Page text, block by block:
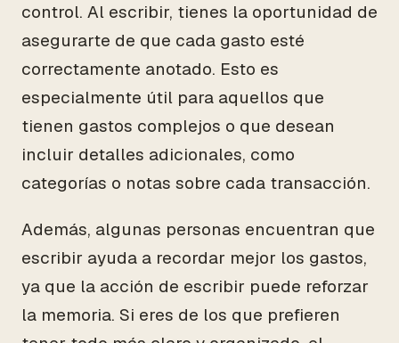
control. Al escribir, tienes la oportunidad de
asegurarte de que cada gasto esté
correctamente anotado. Esto es
especialmente útil para aquellos que
tienen gastos complejos o que desean
incluir detalles adicionales, como
categorías o notas sobre cada transacción.
Además, algunas personas encuentran que
escribir ayuda a recordar mejor los gastos,
ya que la acción de escribir puede reforzar
la memoria. Si eres de los que prefieren